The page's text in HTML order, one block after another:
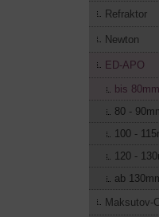
Refraktor
Newton
ED-APO
bis 80mm
80 -
100 -
120 -
ab
Maksutov-